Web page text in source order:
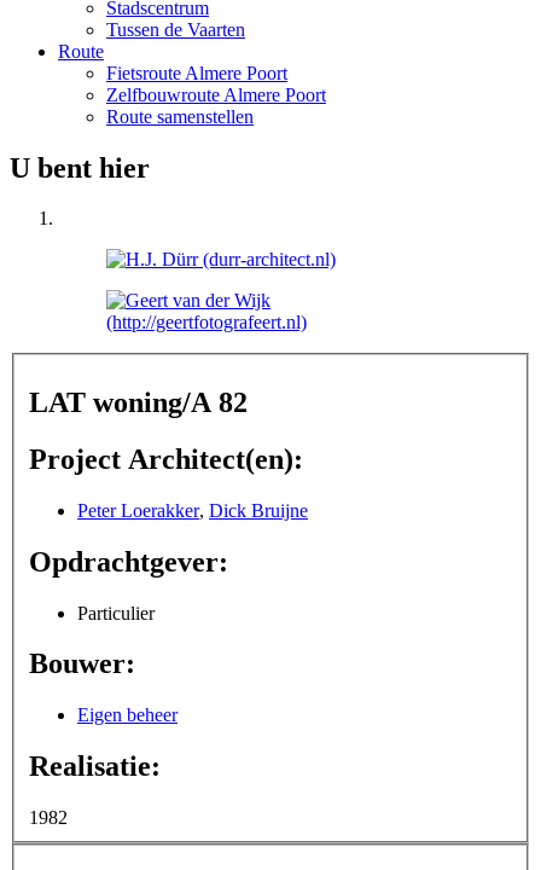
Stadscentrum
Tussen de Vaarten
Route
Fietsroute Almere Poort
Zelfbouwroute Almere Poort
Route samenstellen
U bent hier
LAT woning/A 82
Project Architect(en):
Peter Loerakker, Dick Bruijne
Opdrachtgever:
Particulier
Bouwer:
Eigen beheer
Realisatie:
1982